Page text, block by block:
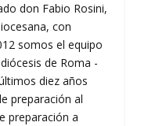
don Fabio Rosini,
con
somos el equipo
de Roma -
diez años
preparación al
preparación a